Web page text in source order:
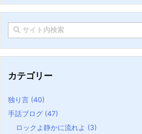
カテゴリー
独り言 (40)
手話ブログ (47)
ロックよ静かに流れよ (3)